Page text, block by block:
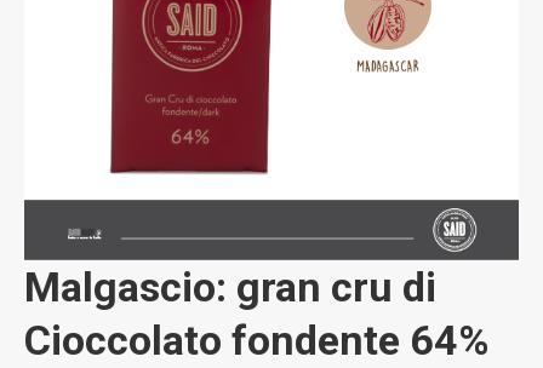
Malgascio: gran cru di
Cioccolato fondente 64%